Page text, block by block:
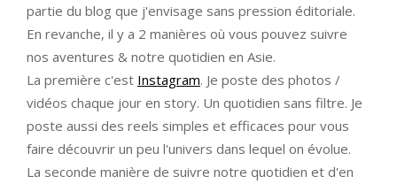
partie du blog que j'envisage sans pression éditoriale.
En revanche, il y a 2 manières où vous pouvez suivre
nos aventures & notre quotidien en Asie.
La première c'est Instagram. Je poste des photos /
vidéos chaque jour en story. Un quotidien sans filtre. Je
poste aussi des reels simples et efficaces pour vous
faire découvrir un peu l'univers dans lequel on évolue.
La seconde manière de suivre notre quotidien et d'en